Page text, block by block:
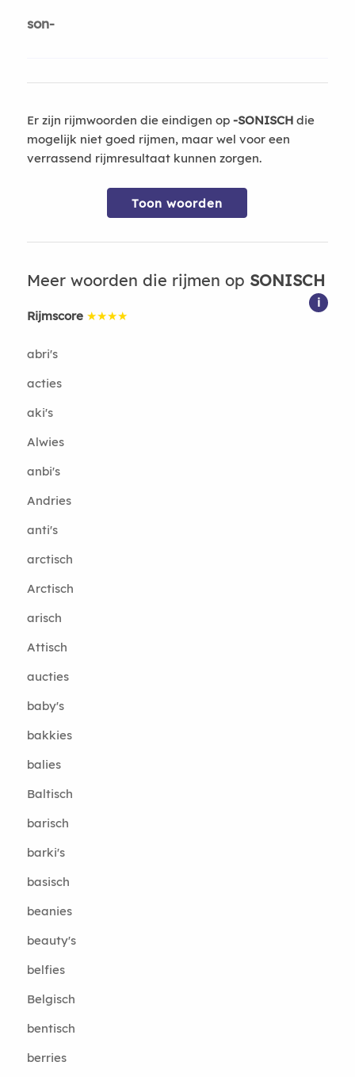
son-
Er zijn rijmwoorden die eindigen op -SONISCHdie
mogelijk niet goed rijmen, maar wel voor een
verrassend rijmresultaat kunnen zorgen.
Toon woorden
Meer woorden die rijmen op SONISCH
i
Rijmscore ★★★★
abri's
acties
aki's
Alwies
anbi's
Andries
anti's
arctisch
Arctisch
arisch
Attisch
aucties
baby's
bakkies
balies
Baltisch
barisch
barki's
basisch
beanies
beauty's
belfies
Belgisch
bentisch
berries